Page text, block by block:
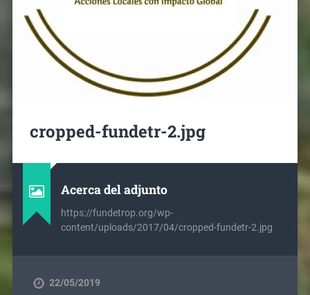
cropped-fundetr-2.jpg
Acerca del adjunto
https://fundetrop.org/wp-
content/uploads/2017/04/cropped-fundetr-2.jpg
22/05/2019